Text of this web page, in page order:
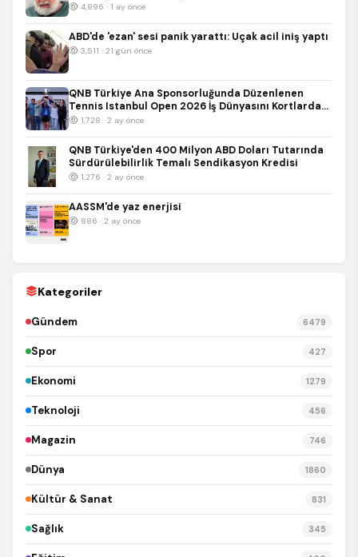
4,896 · 1 ay önce
ABD'de 'ezan' sesi panik yarattı: Uçak acil iniş yaptı
3,511 · 21 gün önce
QNB Türkiye Ana Sponsorluğunda Düzenlenen
Tennis Istanbul Open 2026 İş Dünyasını Kortlarda
Buluşturdu
1,728 · 2 ay önce
QNB Türkiye'den 400 Milyon ABD Doları Tutarında
Sürdürülebilirlik Temalı Sendikasyon Kredisi
1,276 · 2 ay önce
AASSM'de yaz enerjisi
886 · 2 ay önce
Kategoriler
Gündem 6479
Spor 427
Ekonomi 1279
Teknoloji 456
Magazin 746
Dünya 1860
Kültür & Sanat 831
Sağlık 345